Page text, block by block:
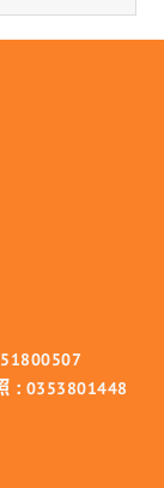
: 0353801448